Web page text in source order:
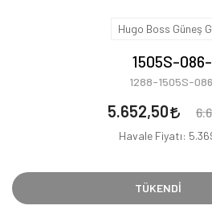
Hugo Boss Güneş
1505S-
1288-1505S-
5.652,50
Havale Fiyatı:
TÜKENDİ